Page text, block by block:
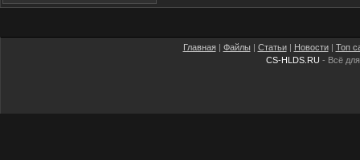
Главная| Файлы | Статьи| Новости| Топ
CS-HLDS.RU - Всё